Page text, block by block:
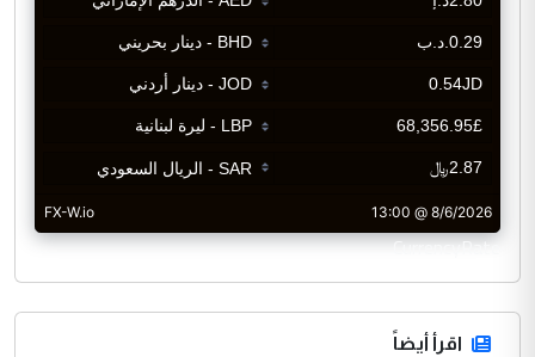
CurrencyRate
اقرأ أيضاً